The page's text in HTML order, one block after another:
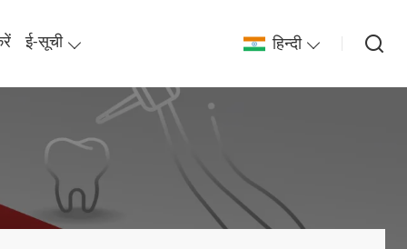
ई-सूची हिन्दी